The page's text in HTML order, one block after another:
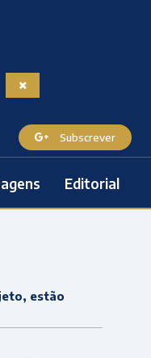
Subscrever
Editorial
estão